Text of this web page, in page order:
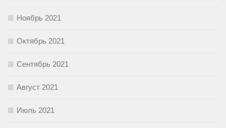
Ноябрь 2021
Октябрь 2021
Сентябрь 2021
Август 2021
Июль 2021